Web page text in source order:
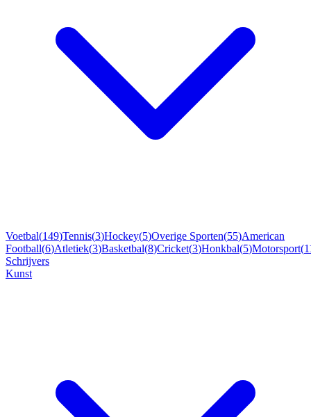
Voetbal(149)Tennis(3)Hockey(5)Overige Sporten(55)American
Football(6)Atletiek(3)Basketbal(8)Cricket(3)Honkbal(5)Motorsport(
Schrijvers
Kunst